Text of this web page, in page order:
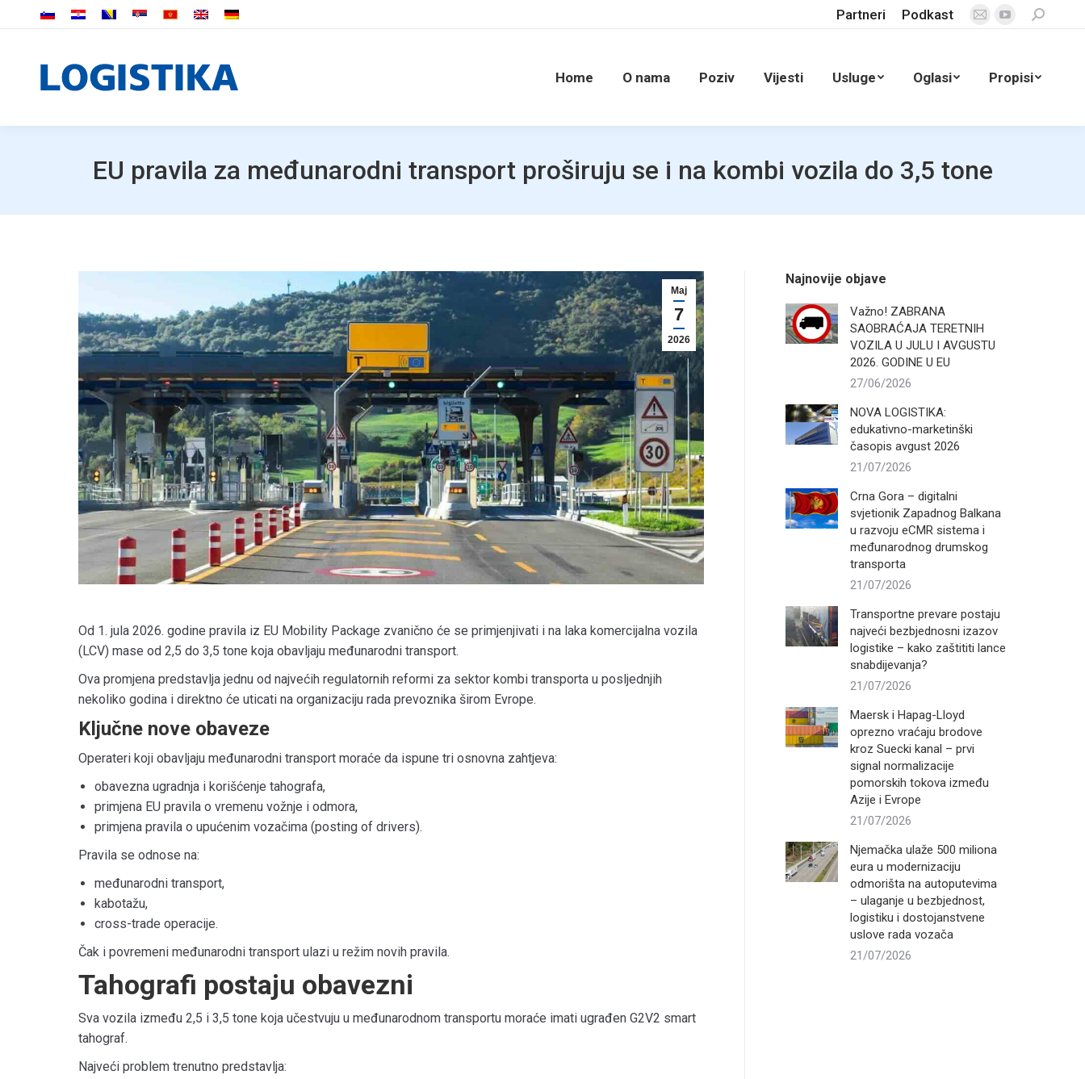
Partneri Podkast
Mail
window
YouTube
in
window
Search:
Home O nama Poziv Vijesti Usluge Oglasi Propisi
EU pravila za međunarodni transport proširuju se i na kombi vozila do 3,5 tone
Maj
7
2026
Od 1. jula 2026. godine pravila iz EU Mobility Package zvanično će se primjenjivati i na laka komercijalna vozila
(LCV) mase od 2,5 do 3,5 tone koja obavljaju međunarodni transport.
Ova promjena predstavlja jednu od najvećih regulatornih reformi za sektor kombi transporta u posljednjih
nekoliko godina i direktno će uticati na organizaciju rada prevoznika širom Evrope.
Ključne nove obaveze
Operateri koji obavljaju međunarodni transport moraće da ispune tri osnovna zahtjeva:
obavezna ugradnja i korišćenje tahografa,
primjena EU pravila o vremenu vožnje i odmora,
primjena pravila o upućenim vozačima (posting of drivers).
Pravila se odnose na:
međunarodni transport,
kabotažu,
cross-trade operacije.
Čak i povremeni međunarodni transport ulazi u režim novih pravila.
Tahografi postaju obavezni
Sva vozila između 2,5 i 3,5 tone koja učestvuju u međunarodnom transportu moraće imati ugrađen G2V2 smart
tahograf.
Najveći problem trenutno predstavlja:
Najnovije objave
Važno! ZABRANA
SAOBRAĆAJA TERETNIH
VOZILA U JULU I AVGUSTU
2026. GODINE U EU
27/06/2026
NOVA LOGISTIKA:
edukativno-marketinški
časopis avgust 2026
21/07/2026
Crna Gora – digitalni
svjetionik Zapadnog Balkana
u razvoju eCMR sistema i
međunarodnog drumskog
transporta
21/07/2026
Transportne prevare postaju
najveći bezbjednosni izazov
logistike – kako zaštititi lance
snabdijevanja?
21/07/2026
Maersk i Hapag-Lloyd
oprezno vraćaju brodove
kroz Suecki kanal – prvi
signal normalizacije
pomorskih tokova između
Azije i Evrope
21/07/2026
Njemačka ulaže 500 miliona
eura u modernizaciju
odmorišta na autoputevima
– ulaganje u bezbjednost,
logistiku i dostojanstvene
uslove rada vozača
21/07/2026